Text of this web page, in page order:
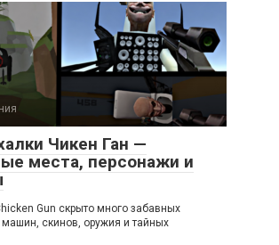
Чикен Ган —
места, персонажи и
Gun скрыто много забавных
скинов, оружия и тайных